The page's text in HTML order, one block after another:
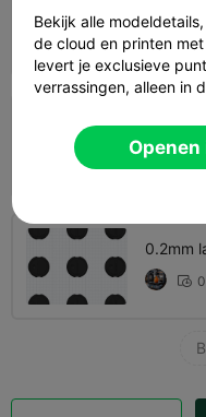

0.2mm
0.2mm

Bekijk alle
de cloud en printen
levert je exclusieve
verrassingen, alleen in